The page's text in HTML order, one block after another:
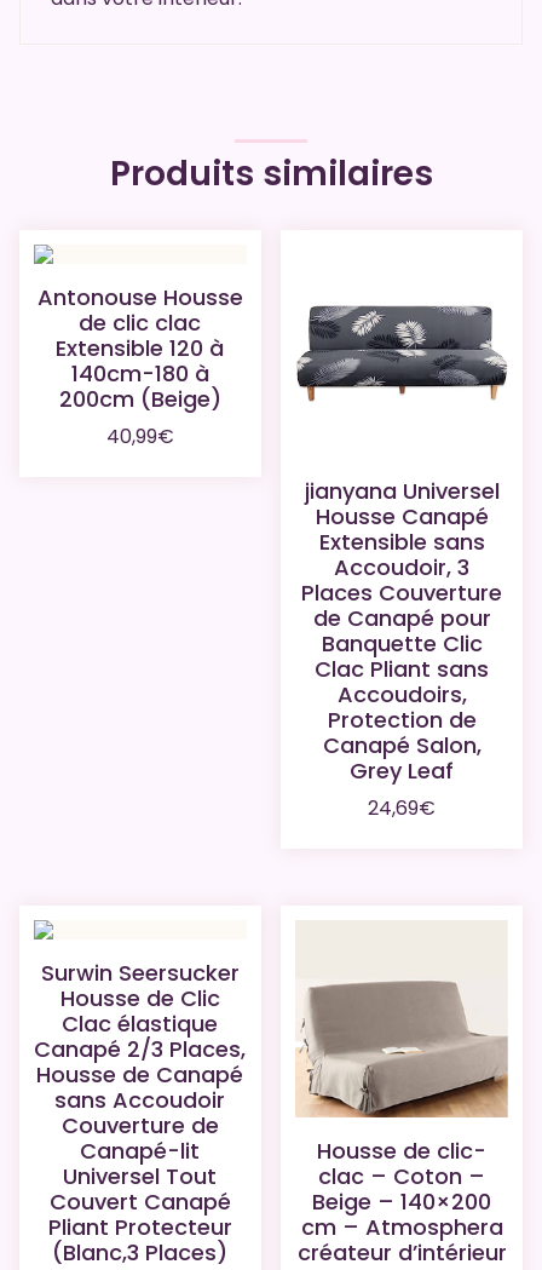
Produits similaires
Antonouse Housse
de clic clac
Extensible 120 à
140cm-180 à
200cm (Beige)
40,99€
jianyana Universel
Housse Canapé
Extensible sans
Accoudoir, 3
Places Couverture
de Canapé pour
Banquette Clic
Clac Pliant sans
Accoudoirs,
Protection de
Canapé Salon,
Grey Leaf
24,69€
Surwin Seersucker
Housse de Clic
Clac élastique
Canapé 2/3 Places,
Housse de Canapé
sans Accoudoir
Couverture de
Canapé-lit
Universel Tout
Couvert Canapé
Pliant Protecteur
(Blanc,3 Places)
Housse de clic-
clac – Coton –
Beige – 140×200
cm – Atmosphera
créateur d’intérieur